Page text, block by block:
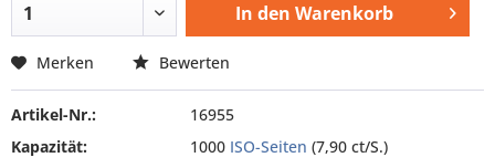
In den Warenkorb
Merken Bewerten
Artikel-Nr.:
16955
Kapazität:
1000 ISO-Seiten (7,90 ct/S.)